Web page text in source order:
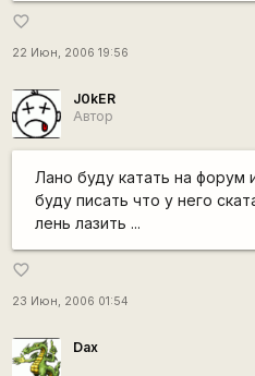
favorite_border
22 Июн, 2006 19:56
J0kER
Автор
Лано буду катать на форум
буду писать что у него
лень лазить ...
favorite_border
23 Июн, 2006 01:54
Dax